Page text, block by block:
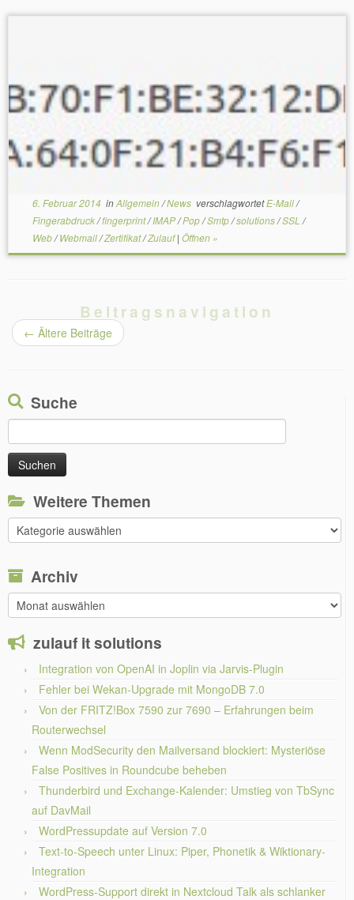
6. Februar 2014 inAllgemein/News verschlagwortetE-Mail/
Fingerabdruck/fingerprint/IMAP/Pop/Smtp/solutions/SSL /
Web/Webmail/Zertifikat/Zulauf| Öffnen »
Beitragsnavigation
← Ältere Beiträge
Suche
nach:
Weitere Themen
Weitere
Themen
Archiv
Archiv
zulauf it solutions
Integration von OpenAI in Joplin via Jarvis-Plugin
Fehler bei Wekan-Upgrade mit MongoDB 7.0
Von der FRITZ!Box 7590 zur 7690 – Erfahrungen beim
Routerwechsel
Wenn ModSecurity den Mailversand blockiert: Mysteriöse
False Positives in Roundcube beheben
Thunderbird und Exchange-Kalender: Umstieg von TbSync
auf DavMail
WordPressupdate auf Version 7.0
Text-to-Speech unter Linux: Piper, Phonetik & Wiktionary-
Integration
WordPress-Support direkt in Nextcloud Talk als schlanker